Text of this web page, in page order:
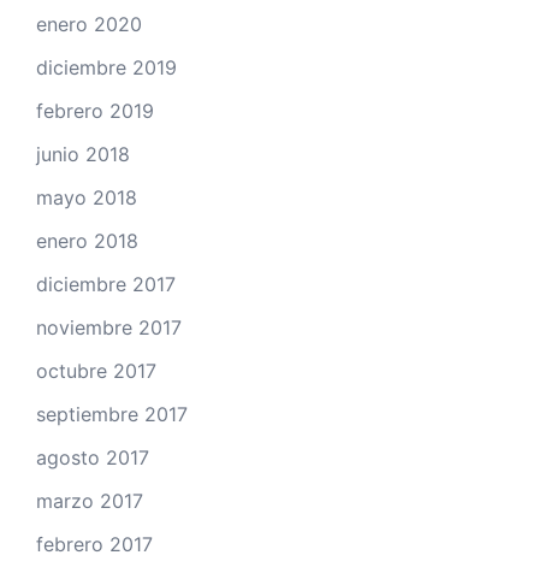
enero 2020
diciembre 2019
febrero 2019
junio 2018
mayo 2018
enero 2018
diciembre 2017
noviembre 2017
octubre 2017
septiembre 2017
agosto 2017
marzo 2017
febrero 2017